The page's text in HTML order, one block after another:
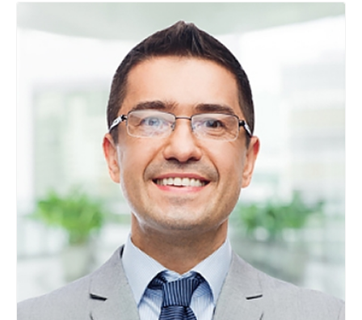
+7 800 900-80-90
no-reply@intecweb.ru